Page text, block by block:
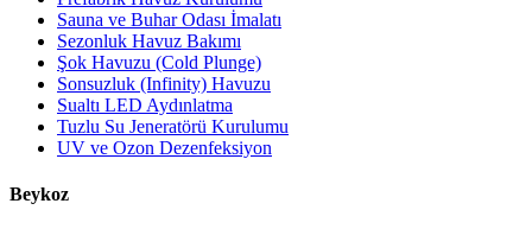
Sauna ve Buhar Odası İmalatı
Sezonluk Havuz Bakımı
Şok Havuzu (Cold Plunge)
Sonsuzluk (Infinity) Havuzu
Sualtı LED Aydınlatma
Tuzlu Su Jeneratörü Kurulumu
UV ve Ozon Dezenfeksiyon
Beykoz